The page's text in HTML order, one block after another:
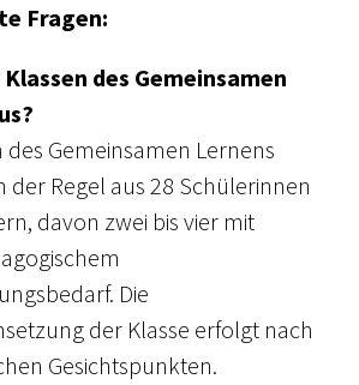
Fragen:
des Gemeinsamen
des Gemeinsamen Lernens
der Regel aus 28 Schülerinnen
davon zwei bis vier mit
Die
der Klasse erfolgt nach
Gesichtspunkten.